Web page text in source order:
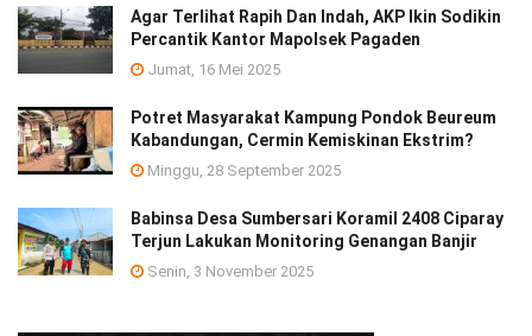
Agar Terlihat Rapih Dan Indah, AKP Ikin Sodikin
Percantik Kantor Mapolsek Pagaden
Jumat, 16 Mei 2025
Potret Masyarakat Kampung Pondok Beureum
Kabandungan, Cermin Kemiskinan Ekstrim?
Minggu, 28 September 2025
Babinsa Desa Sumbersari Koramil 2408 Ciparay
Terjun Lakukan Monitoring Genangan Banjir
Senin, 3 November 2025